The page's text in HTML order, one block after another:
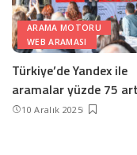
ARAMA MOTORU
WEB ARAMASI
Türkiye’de Yandex ile
aramalar yüzde 75
10 Aralık 2025